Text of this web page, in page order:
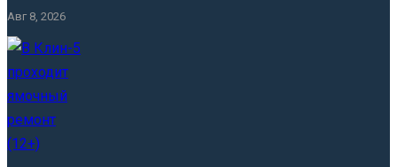
Авг 8, 2026